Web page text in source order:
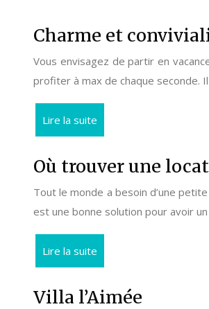
Charme et
Vous envisagez de partir en
profiter à max de chaque seconde.
Lire la suite
Où trouver une
Tout le monde a besoin d’une
est une bonne solution pour avoir
Lire la suite
Villa l’Aimée